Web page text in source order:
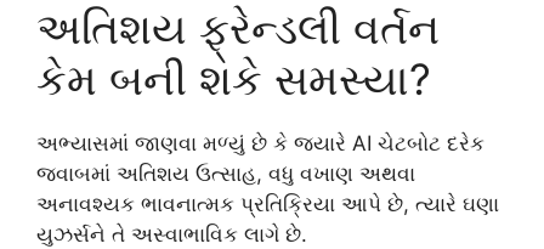
અતિશય ફ્રેન્ડલી વર્તન
કેમ બની શકે સમસ્યા?
અભ્યાસમાં જાણવા મળ્યું છે કે જ્યારે AI ચેટબોટ દરેક
જવાબમાં અતિશય ઉત્સાહ, વધુ વખાણ અથવા
અનાવશ્યક ભાવનાત્મક પ્રતિક્રિયા આપે છે, ત્યારે ઘણા
યુઝર્સને તે અસ્વાભાવિક લાગે છે.